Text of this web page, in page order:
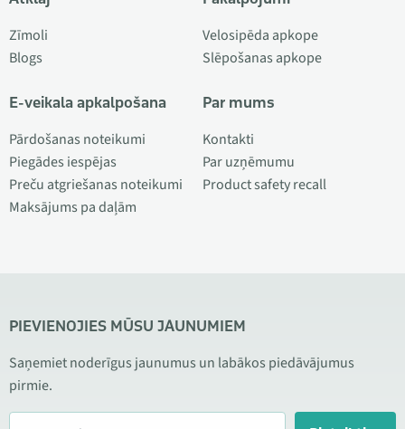
Zīmoli
Blogs
E-veikala apkalpošana
Pārdošanas noteikumi
Piegādes iespējas
Preču atgriešanas noteikumi
Maksājums pa daļām
Velosipēda apkope
Slēpošanas apkope
Par mums
Kontakti
Par uzņēmumu
Product safety recall
PIEVIENOJIES MŪSU JAUNUMIEM
Saņemiet noderīgus jaunumus un labākos piedāvājumus
pirmie.